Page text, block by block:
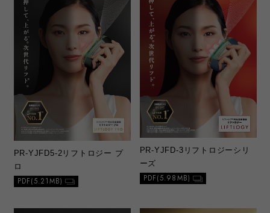
PR-YJFD5-2 リフトロジー プ
ロ
PDF(5.21MB)
PR-YJFD-3 リフトロジーシリ
ーズ
PDF(5.98MB)